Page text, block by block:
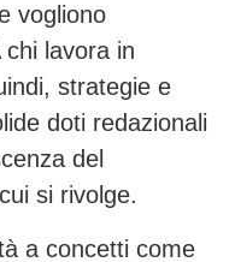
vogliono
lavora in
strategie e
doti redazionali
del
si rivolge.
a concetti come